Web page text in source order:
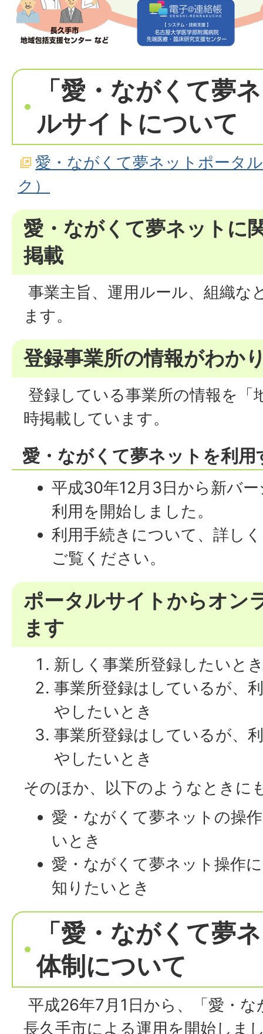
「愛・ながくて夢
ルサイトについて
愛・ながくて夢ネットポータ
ク）
愛・ながくて夢ネットに
掲載
事業主旨、運用ルール、組織な
ます。
登録事業所の情報がわか
登録している事業所の情報を「
時掲載しています。
愛・ながくて夢ネットを利
平成30年12月3日から新バ
利用を開始しました。
利用手続きについて、詳し
ご覧ください。
ポータルサイトからオン
ます
新しく事業所登録したいと
事業所登録はしているが、
やしたいとき
事業所登録はしているが、
やしたいとき
そのほか、以下のようなときに
愛・ながくて夢ネットの操
いとき
愛・ながくて夢ネット操作
知りたいとき
「愛・ながくて夢
体制について
平成26年7月1日から、「愛・
長久手市による運用を開始しま